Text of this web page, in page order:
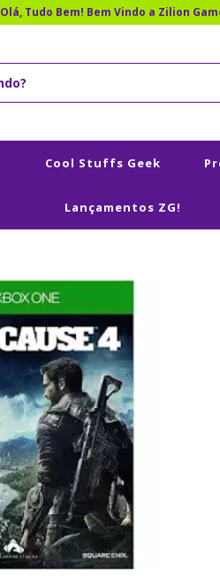
Olá, Tudo Bem! Bem Vindo a Zilion
Cool Stuffs Geek
Lançamentos ZG!